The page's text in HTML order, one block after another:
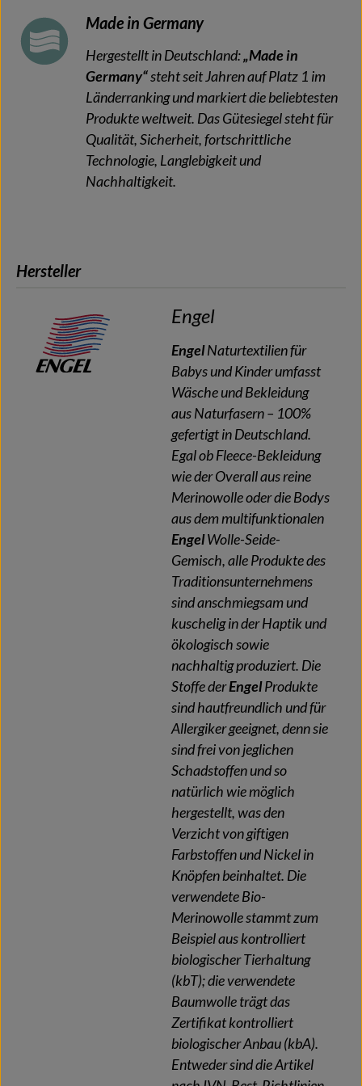
Made in Germany
Hergestellt in Deutschland:„Made in
Germany“steht seit Jahren auf Platz 1 im
Länderranking und markiert die beliebtesten
Produkte weltweit. Das Gütesiegel steht für
Qualität, Sicherheit, fortschrittliche
Technologie, Langlebigkeit und
Nachhaltigkeit.
Hersteller
Engel
EngelNaturtextilien für
Babys und Kinder umfasst
Wäsche und Bekleidung
aus Naturfasern – 100%
gefertigt in Deutschland.
Egal ob Fleece-Bekleidung
wie der Overall aus reine
Merinowolle oder die Bodys
aus dem multifunktionalen
EngelWolle-Seide-
Gemisch, alle Produkte des
Traditionsunternehmens
sind anschmiegsam und
kuschelig in der Haptik und
ökologisch sowie
nachhaltig produziert. Die
Stoffe derEngelProdukte
sind hautfreundlich und für
Allergiker geeignet, denn sie
sind frei von jeglichen
Schadstoffen und so
natürlich wie möglich
hergestellt, was den
Verzicht von giftigen
Farbstoffen und Nickel in
Knöpfen beinhaltet. Die
verwendete Bio-
Merinowolle stammt zum
Beispiel aus kontrolliert
biologischer Tierhaltung
(kbT); die verwendete
Baumwolle trägt das
Zertifikat kontrolliert
biologischer Anbau (kbA).
Entweder sind die Artikel